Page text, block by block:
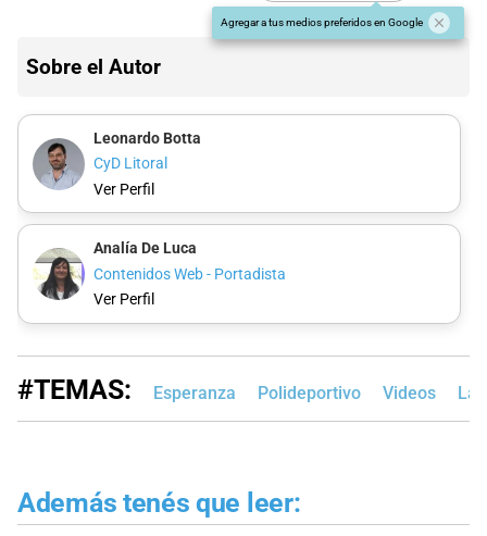
Agregar a tus medios preferidos en Google
Sobre el Autor
Leonardo Botta
CyD Litoral
Ver Perfil
Analía De Luca
Contenidos Web - Portadista
Ver Perfil
#TEMAS: Esperanza Polideportivo Videos
Además tenés que leer: